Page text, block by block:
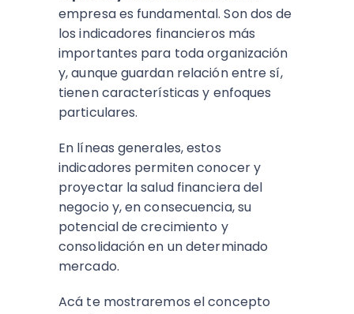
empresa es fundamental. Son dos de
los indicadores financieros más
importantes para toda organización
y, aunque guardan relación entre sí,
tienen características y enfoques
particulares.
En líneas generales, estos
indicadores permiten conocer y
proyectar la salud financiera del
negocio y, en consecuencia, su
potencial de crecimiento y
consolidación en un determinado
mercado.
Acá te mostraremos el concepto